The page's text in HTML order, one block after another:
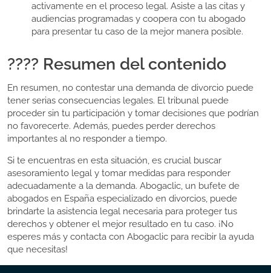
activamente en el proceso legal. Asiste a las citas y
audiencias programadas y coopera con tu abogado
para presentar tu caso de la mejor manera posible.
????️ Resumen del contenido
En resumen, no contestar una demanda de divorcio puede
tener serias consecuencias legales. El tribunal puede
proceder sin tu participación y tomar decisiones que podrían
no favorecerte. Además, puedes perder derechos
importantes al no responder a tiempo.
Si te encuentras en esta situación, es crucial buscar
asesoramiento legal y tomar medidas para responder
adecuadamente a la demanda. Abogaclic, un bufete de
abogados en España especializado en divorcios, puede
brindarte la asistencia legal necesaria para proteger tus
derechos y obtener el mejor resultado en tu caso. ¡No
esperes más y contacta con Abogaclic para recibir la ayuda
que necesitas!